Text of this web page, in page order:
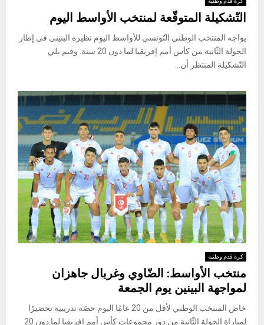
التّشكيلة المتوقّعة لمنتخب الأواسط اليوم
يواجه المنتخب الوطني التّونسي للأواسط اليوم نظيره البنيني في إطار
الجولة الثّانية من كأس أمم إفريقيا لما دون 20 سنة. وفيم يلي
التّشكيلة المنتظر أن...
كرة قدم وطنية
منتخب الأواسط: الضّاوي وغربال جاهزان
لمواجهة البينين يوم الجمعة
خاض المنتخب الوطني لأقل من 20 عامًا اليوم حصّة تدريبية تحضيرًا
لمباراة الجولة الثّانية من دور مجموعات كأس أمم إفريقيا لما دون 20